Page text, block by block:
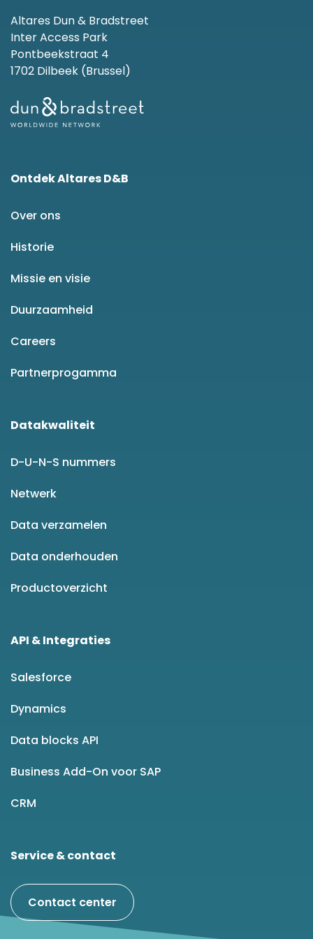
Altares Dun & Bradstreet
Inter Access Park
Pontbeekstraat 4
1702 Dilbeek (Brussel)
Ontdek Altares D&B
Over ons
Historie
Missie en visie
Duurzaamheid
Careers
Partnerprogamma
Datakwaliteit
D-U-N-S nummers
Netwerk
Data verzamelen
Data onderhouden
Productoverzicht
API & Integraties
Salesforce
Dynamics
Data blocks API
Business Add-On voor SAP
CRM
Service & contact
Contact center